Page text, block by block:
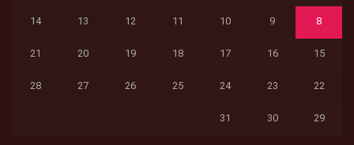
8
9
10
11
12
13
14
15
16
17
18
19
20
21
22
23
24
25
26
27
28
29
30
31